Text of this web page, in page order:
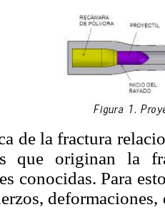
de la fractura
que originan la
conocidas. Para